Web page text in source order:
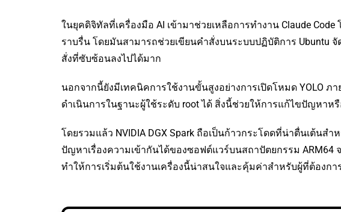
ในยุคดิจิทัลที่เครื่องมือ AI เข้ามาช่วยเหลือการทำงาน Claude
ราบรื่น โดยมันสามารถช่วยเขียนคำสั่งบนระบบปฏิบัติการ Ubuntu จั
สั่งที่ซับซ้อนลงไปได้มาก
นอกจากนี้ยังมีเทคนิคการใช้งานขั้นสูงอย่างการเปิดโหมด YOLO ภ
ดำเนินการในฐานะผู้ใช้ระดับ root ได้ สิ่งนี้ช่วยให้การแก้ไขปัญหา
โดยรวมแล้ว NVIDIA DGX Spark ถือเป็นก้าวกระโดดที่น่าตื่นเต้น
ปัญหาเรื่องความเข้ากันได้ของซอฟต์แวร์บนสถาปัตยกรรม ARM64
ทำให้การเริ่มต้นใช้งานเครื่องนี้น่าสนใจและคุ้มค่าสำหรับผู้ที่ต้องกา